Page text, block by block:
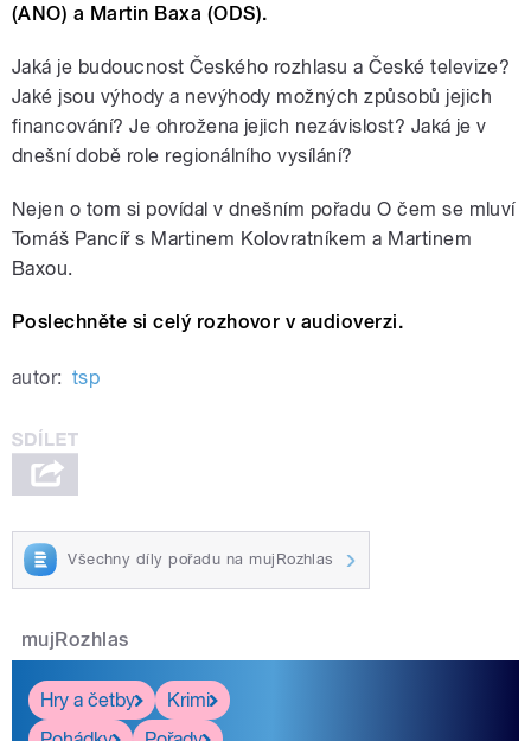
(ANO) a Martin Baxa (ODS).
Jaká je budoucnost Českého rozhlasu a České televize?
Jaké jsou výhody a nevýhody možných způsobů jejich
financování? Je ohrožena jejich nezávislost? Jaká je v
dnešní době role regionálního vysílání?
Nejen o tom si povídal v dnešním pořadu O čem se mluví
Tomáš Pancíř s Martinem Kolovratníkem a Martinem
Baxou.
Poslechněte si celý rozhovor v audioverzi.
autor: tsp
Všechny díly pořadu na mujRozhlas
mujRozhlas
Hry a četby
Krimi